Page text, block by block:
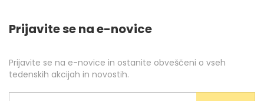
Prijavite se na e-novice
Prijavite se na e-novice in ostanite obveščeni o vseh
tedenskih akcijah in novostih.